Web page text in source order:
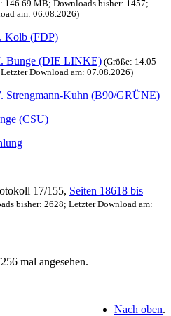
146.69 MB; Downloads bisher: 1457;
am: 06.08.2026)
Kolb (FDP)
Bunge (DIE LINKE) (Größe: 14.05
Download am: 07.08.2026)
Strengmann-Kuhn (B90/GRÜNE)
(CSU)
17/155, Seiten 18618 bis
bisher: 2628; Letzter Download am:
mal angesehen.
Nach oben.